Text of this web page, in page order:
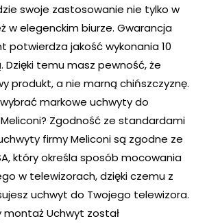
swoje zastosowanie nie tylko w
w elegenckim biurze. Gwarancja
potwierdza jakość wykonania 10
Dzięki temu masz pewność, że
produkt, a nie marną chińszczyznę.
markowe uchwyty do
Zgodność ze standardami
firmy Meliconi są zgodne ze
który określa sposób mocowania
w telewizorach, dzięki czemu z
uchwyt do Twojego telewizora.
montaż Uchwyt został